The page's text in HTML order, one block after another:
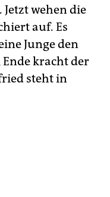
wehen die
auf. Es
Junge den
kracht der
steht in